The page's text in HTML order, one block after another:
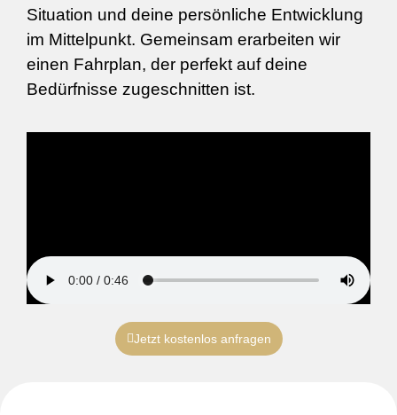
Situation und deine persönliche Entwicklung
im Mittelpunkt. Gemeinsam erarbeiten wir
einen Fahrplan, der perfekt auf deine
Bedürfnisse zugeschnitten ist.
Jetzt kostenlos anfragen